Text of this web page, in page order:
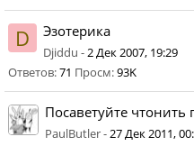
D Эзотерика
Djiddu -2 Дек 2007, 19:29
Ответов:71 Просм:93K
Посаветуйте чтонить
PaulButler -27 Дек 2011,